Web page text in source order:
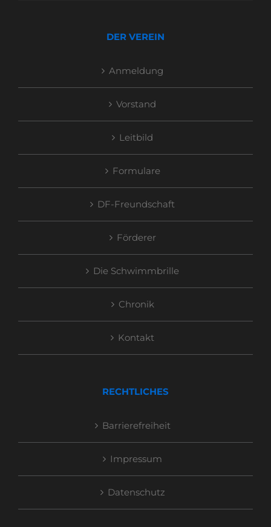
DER VEREIN
Anmeldung
Vorstand
Leitbild
Formulare
DF-Freundschaft
Förderer
Die Schwimmbrille
Chronik
Kontakt
RECHTLICHES
Barrierefreiheit
Impressum
Datenschutz